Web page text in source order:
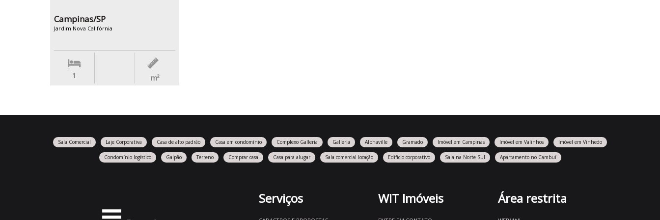
Campinas/SP
Jardim Nova Califórnia
1 m²
Sala Comercial Laje Corporativa Casa de alto padrão Casa em condomínio Complexo Galleria Galleria Alphaville Gramado Imóvel em Campinas Imóvel em Valinhos Imóvel em Vinhedo
Condomínio logístico Galpão Terreno Comprar casa Casa para alugar Sala comercial locação Edifício corporativo Sala na Norte Sul Apartamento no Cambuí
Serviços WIT Imóveis Área restrita